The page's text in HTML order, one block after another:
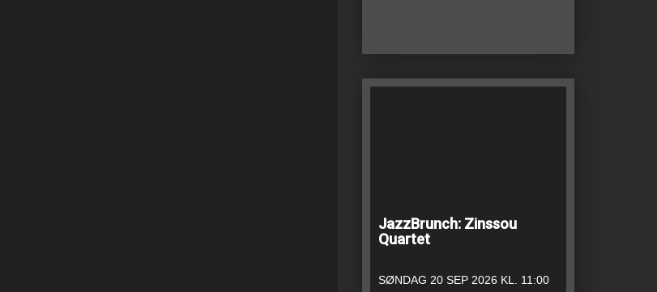
JazzBrunch: Zinssou
Quartet
SØNDAG 20 SEP 2026 KL. 11:00